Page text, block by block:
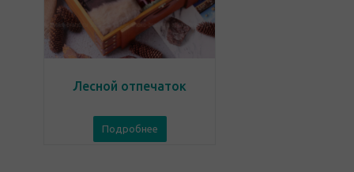
Лесной отпечаток
Подробнее